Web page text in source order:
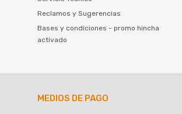
Reclamos y Sugerencias
Bases y condiciones - promo hincha
activado
MEDIOS DE PAGO